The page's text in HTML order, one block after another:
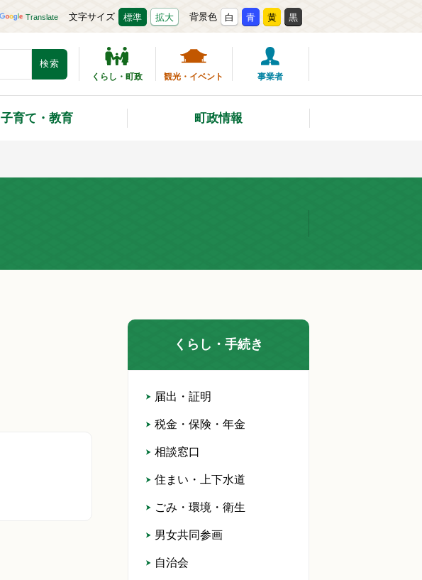
Translate 文字サイズ 標準 拡大 背景色 白 青 黄 黒
くらし・町政 観光・イベント 事業者
子育て・教育 町政情報
くらし・手続き
届出・証明
税金・保険・年金
相談窓口
住まい・上下水道
ごみ・環境・衛生
男女共同参画
自治会